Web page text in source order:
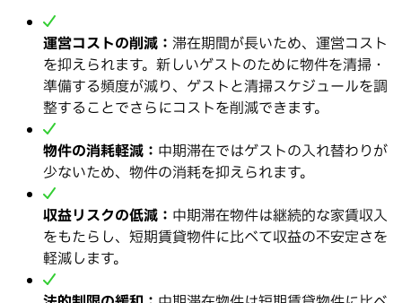
運営コストの削減： 滞在期間が長いため、運営コスト
を抑えられます。新しいゲストのために物件を清掃・
準備する頻度が減り、ゲストと清掃スケジュールを調
整することでさらにコストを削減できます。
物件の消耗軽減： 中期滞在ではゲストの入れ替わりが
少ないため、物件の消耗を抑えられます。
収益リスクの低減： 中期滞在物件は継続的な家賃収入
をもたらし、短期賃貸物件に比べて収益の不安定さを
軽減します。